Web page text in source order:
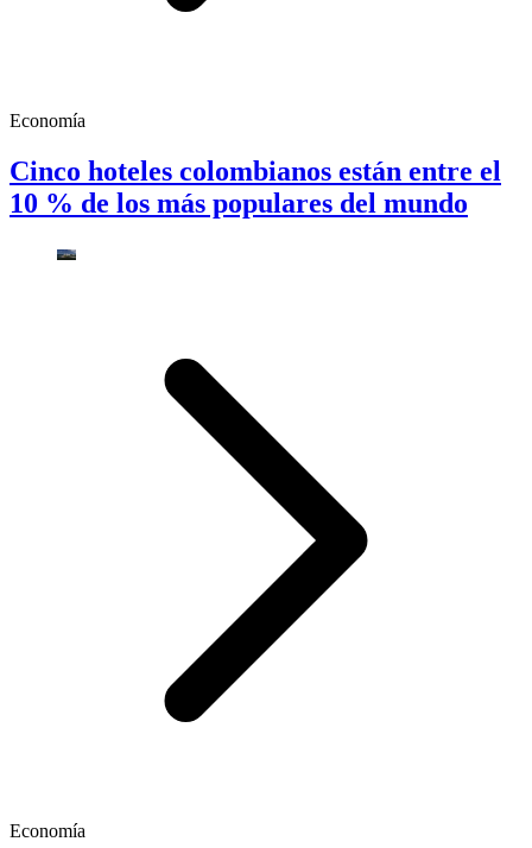
Economía
Cinco hoteles colombianos están entre el
10 % de los más populares del mundo
Economía